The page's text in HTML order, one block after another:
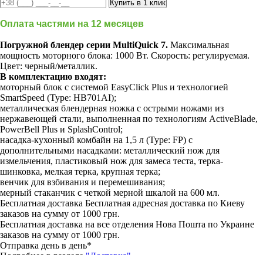
Оплата частями на 12 месяцев
Погружной блендер серии MultiQuick 7. Максимальная
мощность моторного блока: 1000 Вт. Скорость: регулируемая.
Цвет: черный/металлик.
В комплектацию входят:
моторный блок с системой EasyClick Plus и технологией
SmartSpeed (Type: HB701AI);
металлическая блендерная ножка с острыми ножами из
нержавеющей стали, выполненная по технологиям ActiveBlade,
PowerBell Plus и SplashControl;
насадка-кухонный комбайн на 1,5 л (Type: FP) с
дополнительными насадками: металлический нож для
измельчения, пластиковый нож для замеса теста, терка-
шинковка, мелкая терка, крупная терка;
венчик для взбивания и перемешивания;
мерный стаканчик с четкой мерной шкалой на 600 мл.
Бесплатная доставка Бесплатная адресная доставка по Киеву
заказов на сумму от 1000 грн.
Бесплатная доставка на все отделения Нова Пошта по Украине
заказов на сумму от 1000 грн.
Отправка день в день*